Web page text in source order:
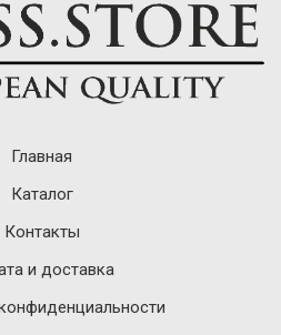
Главная
Каталог
Контакты
и доставка